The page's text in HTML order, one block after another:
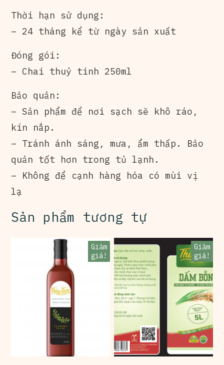
Thời hạn sử dụng:
– 24 tháng kể từ ngày sản xuất
Đóng gói:
– Chai thuỷ tinh 250ml
Bảo quản:
– Sản phẩm để nơi sạch sẽ khô ráo,
kín nắp.
– Tránh ánh sáng, mưa, ẩm thấp. Bảo
quản tốt hơn trong tủ lạnh.
– Không để cạnh hàng hóa có mùi vị
lạ
Sản phẩm tương tự
Giảm
giá!
Giảm
giá!